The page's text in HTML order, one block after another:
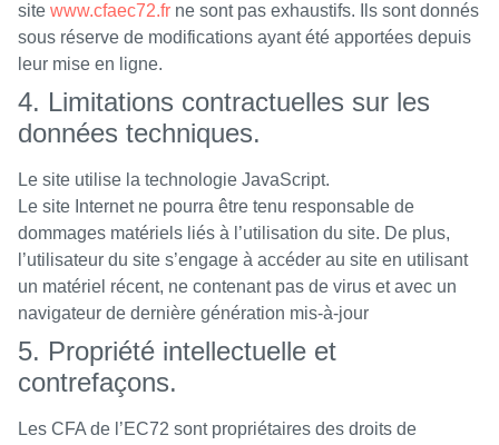
site www.cfaec72.fr ne sont pas exhaustifs. Ils sont donnés
sous réserve de modifications ayant été apportées depuis
leur mise en ligne.
4. Limitations contractuelles sur les
données techniques.
Le site utilise la technologie JavaScript.
Le site Internet ne pourra être tenu responsable de
dommages matériels liés à l’utilisation du site. De plus,
l’utilisateur du site s’engage à accéder au site en utilisant
un matériel récent, ne contenant pas de virus et avec un
navigateur de dernière génération mis-à-jour
5. Propriété intellectuelle et
contrefaçons.
Les CFA de l’EC72 sont propriétaires des droits de